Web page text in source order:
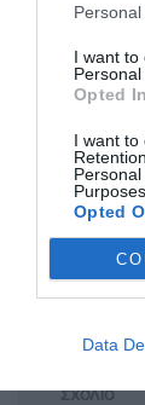
I want to
Personal
Opted In
I want to
Opted
Data
ΟΝΟΜΑ
ΣΧΟΛΙΟ